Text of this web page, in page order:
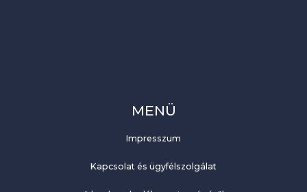
MENÜ
Impresszum
Kapcsolat és ügyfélszolgálat